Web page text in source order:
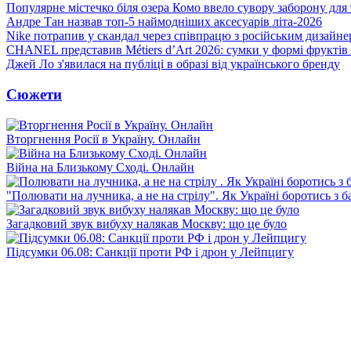
Популярне містечко біля озера Комо ввело сувору заборону для
Андре Тан назвав топ-5 наймодніших аксесуарів літа-2026
Nike потрапив у скандал через співпрацю з російським
CHANEL представив Métiers d’Art 2026: сумки у формі фруктів
Джей Ло з'явилася на публіці в образі від українського бренду
Сюжети
Вторгнення Росії в Україну. Онлайн
Війна на Близькому Сході. Онлайн
"Полювати на лучника, а не на стрілу". Як Україні боротись з
Загадковий звук вибуху налякав Москву: що це було
Підсумки 06.08: Санкції проти РФ і дрон у Лейпцигу